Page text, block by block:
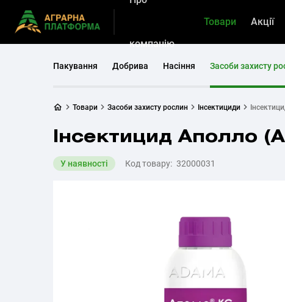
компанію
Товари Акції
Пакування Добрива Насіння Засоби захисту
Товари Засоби захисту рослин Інсектициди
Інсектицид Аполло
У наявності Код товару: 32000031